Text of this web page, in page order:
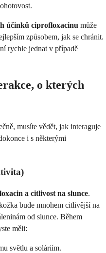
účinků ciprofloxacinu může
způsobem, jak se chránit.
rychle jednat v případě
o kterých
musíte vědět, jak interaguje
i s některými
a citlivost na slunce.
bude mnohem citlivější na
od slunce. Během
měli:
světlu a soláriím.